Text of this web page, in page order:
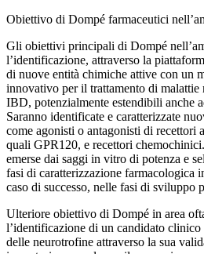
Obiettivo di Dompé farmaceutici
Gli obiettivi principali di Dompé
l’identificazione, attraverso la
di nuove entità chimiche attive con un
innovativo per il trattamento di
IBD, potenzialmente estendibili anche
Saranno identificate e caratterizzate
come agonisti o antagonisti di recettori
quali GPR120, e recettori
emerse dai saggi in vitro di potenza e
fasi di caratterizzazione farmacologica
caso di successo, nelle fasi di sviluppo
Ulteriore obiettivo di Dompé in area
l’identificazione di un candidato clinico
delle neurotrofine attraverso la sua